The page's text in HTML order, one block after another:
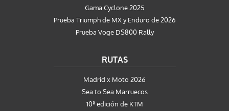
Gama Cyclone 2025
Prueba Triumph de MX y Enduro de 2026
Prueba Voge DS800 Rally
RUTAS
Madrid x Moto 2026
Sea to Sea Marruecos
10ª edición de KTM